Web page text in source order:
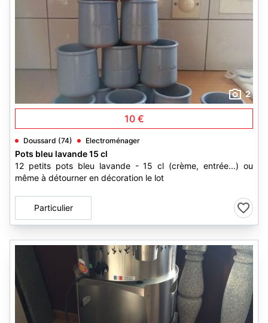
2
10 €
Doussard (74) Electroménager
Pots bleu lavande 15 cl
12 petits pots bleu lavande - 15 cl (crème, entrée...) ou
même à détourner en décoration le lot
Particulier